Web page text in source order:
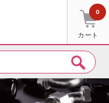
カート
0